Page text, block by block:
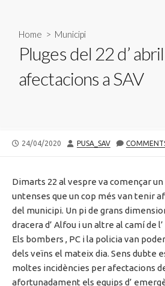
Home > Municipi
Pluges del 22 d’
afectacions a SAV
PUBLISHED
24/04/2020 AUTHOR
PUSA_SAV
Dimarts 22 al vespre va començar
untenses que un cop més van tenir
del municipi. Un pi de grans
dracera d’ Alfou i un altre al camí de
Els bombers , PC i la policia van
dels veïns el mateix dia. Sens dubte
moltes incidències per afectacions
afortunadament els equips d’